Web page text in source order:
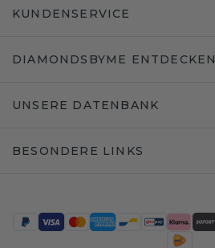
KUNDENSERVICE
DIAMONDSBYME ENTDECKEN
UNSERE DATENBANK
BESONDERE LINKS